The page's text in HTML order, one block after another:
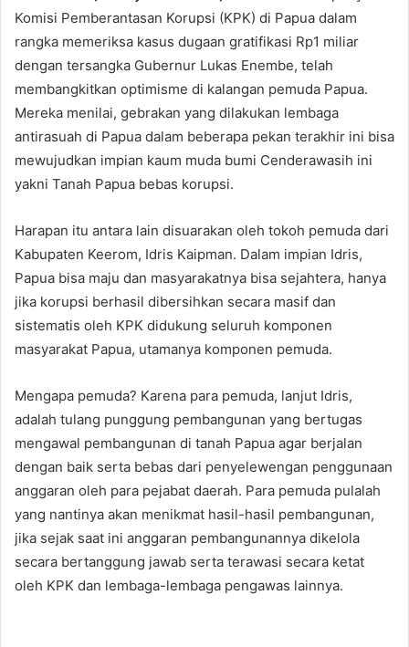
Komisi Pemberantasan Korupsi (KPK) di Papua dalam
rangka memeriksa kasus dugaan gratifikasi Rp1 miliar
dengan tersangka Gubernur Lukas Enembe, telah
membangkitkan optimisme di kalangan pemuda Papua.
Mereka menilai, gebrakan yang dilakukan lembaga
antirasuah di Papua dalam beberapa pekan terakhir ini bisa
mewujudkan impian kaum muda bumi Cenderawasih ini
yakni Tanah Papua bebas korupsi.
Harapan itu antara lain disuarakan oleh tokoh pemuda dari
Kabupaten Keerom, Idris Kaipman. Dalam impian Idris,
Papua bisa maju dan masyarakatnya bisa sejahtera, hanya
jika korupsi berhasil dibersihkan secara masif dan
sistematis oleh KPK didukung seluruh komponen
masyarakat Papua, utamanya komponen pemuda.
Mengapa pemuda? Karena para pemuda, lanjut Idris,
adalah tulang punggung pembangunan yang bertugas
mengawal pembangunan di tanah Papua agar berjalan
dengan baik serta bebas dari penyelewengan penggunaan
anggaran oleh para pejabat daerah. Para pemuda pulalah
yang nantinya akan menikmat hasil-hasil pembangunan,
jika sejak saat ini anggaran pembangunannya dikelola
secara bertanggung jawab serta terawasi secara ketat
oleh KPK dan lembaga-lembaga pengawas lainnya.